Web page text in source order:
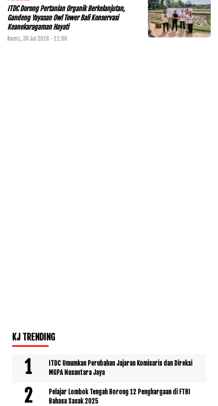
ITDC Dorong Pertanian Organik Berkelanjutan,
Gandeng Yayasan Owl Tower Bali Konservasi
Keanekaragaman Hayati
Kamis, 30 Jul 2026 - 11:06
KJ TRENDING
ITDC Umumkan Perubahan Jajaran Komisaris dan Direksi
MGPA Nusantara Jaya
Pelajar Lombok Tengah Borong 12 Penghargaan di FTBI
Bahasa Sasak 2025